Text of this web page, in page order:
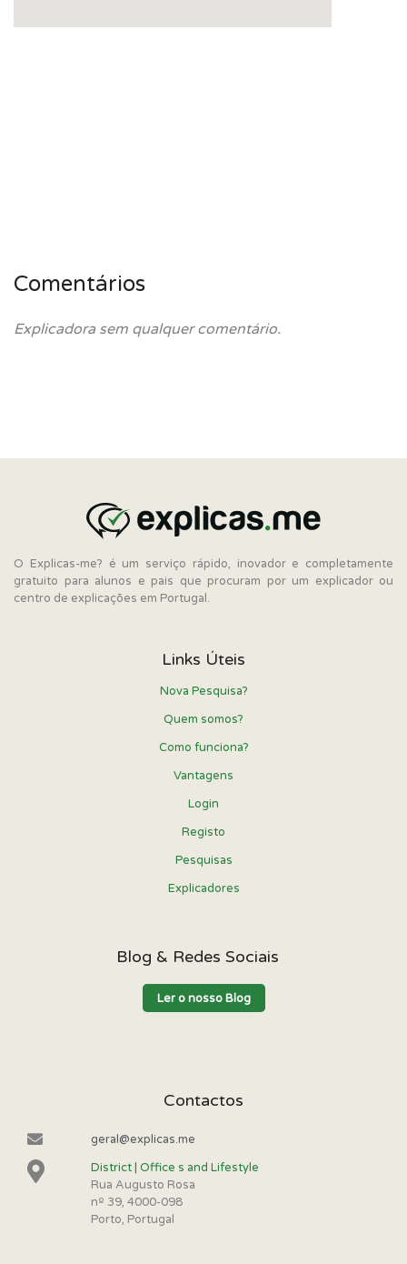
Comentários
Explicadora sem qualquer comentário.
O Explicas-me? é um serviço rápido, inovador e completamente
gratuito para alunos e pais que procuram por um explicador ou
centro de explicações em Portugal.
Links Úteis
Nova Pesquisa?
Quem somos?
Como funciona?
Vantagens
Login
Registo
Pesquisas
Explicadores
Blog & Redes Sociais
Ler o nosso Blog
Contactos
geral@explicas.me
District | Office s and Lifestyle
Rua Augusto Rosa
nº 39, 4000-098
Porto, Portugal